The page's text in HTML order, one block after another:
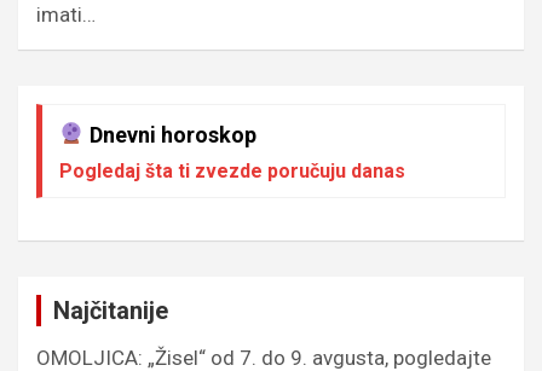
imati…
Dnevni horoskop
Pogledaj šta ti zvezde poručuju danas
Najčitanije
OMOLJICA: „Žisel“ od 7. do 9. avgusta, pogledajte